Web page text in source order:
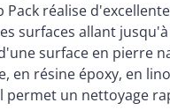
Pack réalise
surfaces allant jusqu'à
surface en pierre
en résine époxy, en
permet un nettoyage
besoin. Compacte et
kg seulement permet
pour le nettoyage des